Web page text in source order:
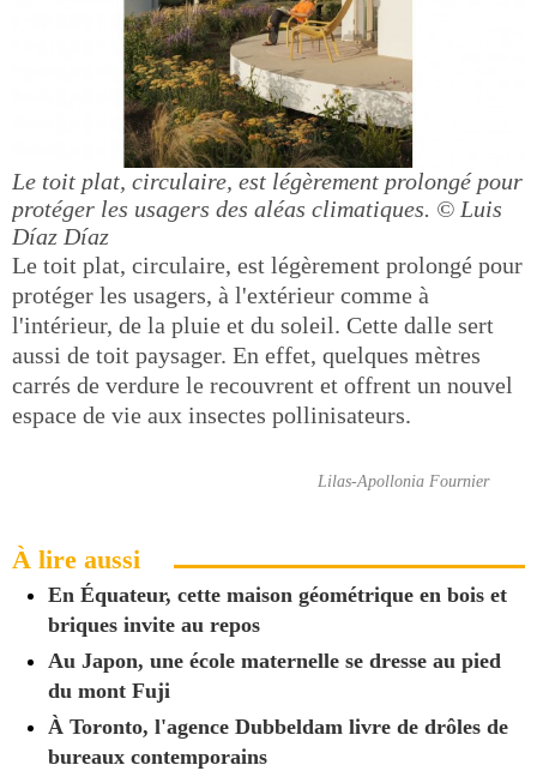
Le toit plat, circulaire, est légèrement prolongé pour
protéger les usagers des aléas climatiques. © Luis
Díaz Díaz
Le toit plat, circulaire, est légèrement prolongé pour
protéger les usagers, à l'extérieur comme à
l'intérieur, de la pluie et du soleil. Cette dalle sert
aussi de toit paysager. En effet, quelques mètres
carrés de verdure le recouvrent et offrent un nouvel
espace de vie aux insectes pollinisateurs.
Lilas-Apollonia Fournier
À lire aussi
En Équateur, cette maison géométrique en bois et
briques invite au repos
Au Japon, une école maternelle se dresse au pied
du mont Fuji
À Toronto, l'agence Dubbeldam livre de drôles de
bureaux contemporains